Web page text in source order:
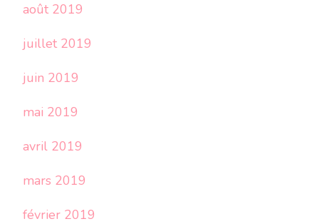
août 2019
juillet 2019
juin 2019
mai 2019
avril 2019
mars 2019
février 2019